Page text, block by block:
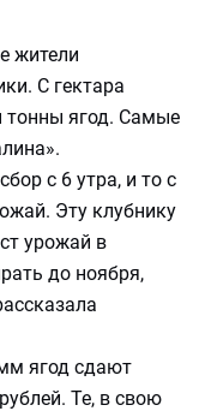
жители
С гектара
тонны ягод. Самые
с 6 утра, и то с
Эту клубнику
урожай в
до ноября,
ягод сдают
Те, в свою